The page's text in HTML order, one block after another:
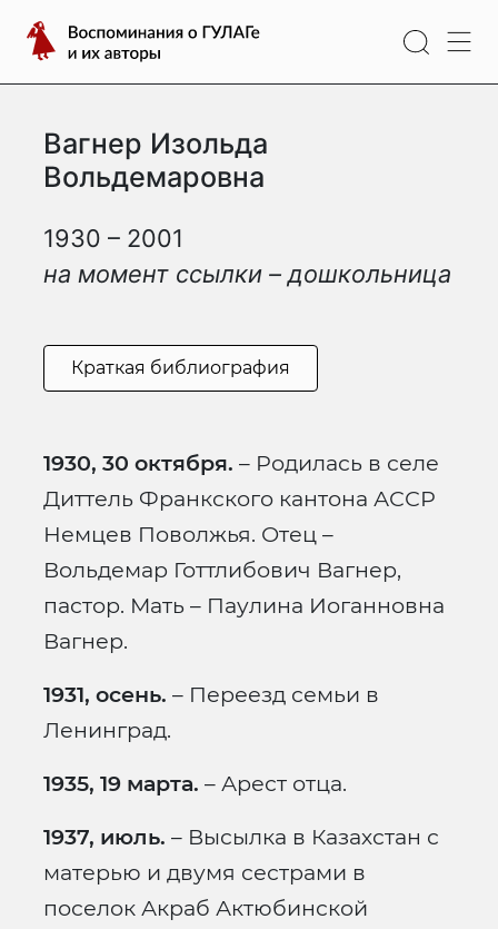
содержимому
Воспоминания
о
ГУЛАГе
их
авторы
Вагнер Изольда
Вольдемаровна
1930 – 2001
на момент ссылки – дошкольница
Краткая библиография
1930, 30 октября. – Родилась в селе
Диттель Франкского кантона АССР
Немцев Поволжья. Отец –
Вольдемар Готтлибович Вагнер,
пастор. Мать – Паулина Иоганновна
Вагнер.
1931, осень. – Переезд семьи в
Ленинград.
1935, 19 марта. – Арест отца.
1937, июль. – Высылка в Казахстан с
матерью и двумя сестрами в
поселок Акраб Актюбинской